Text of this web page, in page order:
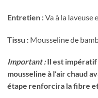
Entretien :Va à la laveuse
Tissu : Mousseline de
Important :Il est
mousseline à l’air chaud
étape renforcira la fibre
Obtenez
Obtenez un
prochaine